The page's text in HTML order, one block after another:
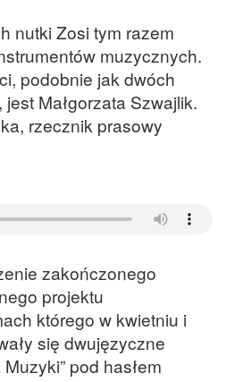
nutki Zosi tym razem
muzycznych.
podobnie jak dwóch
Małgorzata Szwajlik.
rzecznik prasowy
zakończonego
projektu
którego w kwietniu i
się dwujęzyczne
pod hasłem